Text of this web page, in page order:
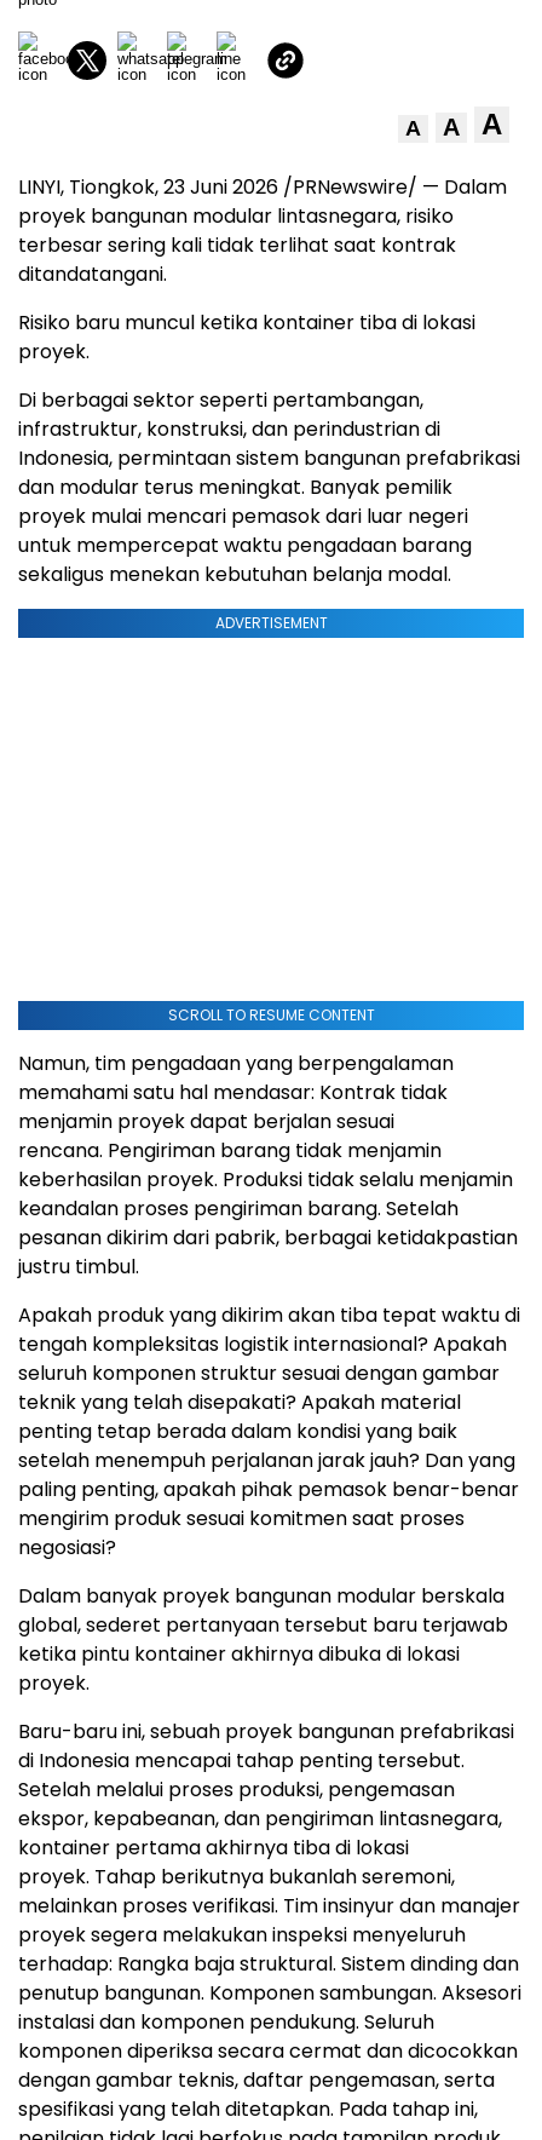
A A A
LINYI, Tiongkok, 23 Juni 2026 /PRNewswire/ — Dalam
proyek bangunan modular lintasnegara, risiko
terbesar sering kali tidak terlihat saat kontrak
ditandatangani.
Risiko baru muncul ketika kontainer tiba di lokasi
proyek.
Di berbagai sektor seperti pertambangan,
infrastruktur, konstruksi, dan perindustrian di
Indonesia, permintaan sistem bangunan prefabrikasi
dan modular terus meningkat. Banyak pemilik
proyek mulai mencari pemasok dari luar negeri
untuk mempercepat waktu pengadaan barang
sekaligus menekan kebutuhan belanja modal.
ADVERTISEMENT
SCROLL TO RESUME CONTENT
Namun, tim pengadaan yang berpengalaman
memahami satu hal mendasar: Kontrak tidak
menjamin proyek dapat berjalan sesuai
rencana. Pengiriman barang tidak menjamin
keberhasilan proyek. Produksi tidak selalu menjamin
keandalan proses pengiriman barang. Setelah
pesanan dikirim dari pabrik, berbagai ketidakpastian
justru timbul.
Apakah produk yang dikirim akan tiba tepat waktu di
tengah kompleksitas logistik internasional?Apakah
seluruh komponen struktur sesuai dengan gambar
teknik yang telah disepakati?Apakah material
penting tetap berada dalam kondisi yang baik
setelah menempuh perjalanan jarak jauh? Danyang
paling penting, apakah pihak pemasok benar-benar
mengirim produk sesuai komitmen saat proses
negosiasi?
Dalam banyak proyek bangunan modular berskala
global, sederet pertanyaan tersebut baru terjawab
ketika pintu kontainer akhirnya dibuka di lokasi
proyek.
Baru-baru ini, sebuah proyek bangunan prefabrikasi
di Indonesia mencapai tahap penting tersebut.
Setelah melalui proses produksi, pengemasan
ekspor, kepabeanan, dan pengiriman lintasnegara,
kontainer pertama akhirnya tiba di lokasi
proyek. Tahap berikutnya bukanlah seremoni,
melainkan proses verifikasi. Tim insinyur dan manajer
proyek segera melakukan inspeksi menyeluruh
terhadap: Rangka baja struktural. Sistem dinding dan
penutup bangunan. Komponen sambungan. Aksesori
instalasi dan komponen pendukung. Seluruh
komponen diperiksa secara cermat dan dicocokkan
dengan gambar teknis, daftar pengemasan, serta
spesifikasi yang telah ditetapkan. Pada tahap ini,